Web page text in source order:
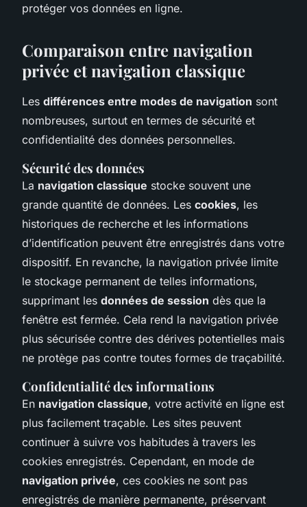
protéger vos données en ligne.
Comparaison entre navigation
privée et navigation classique
Les différences entre modes de navigation sont
nombreuses, surtout en termes de sécurité et
confidentialité des données personnelles.
Sécurité des données
La navigation classique stocke souvent une
grande quantité de données. Les cookies, les
historiques de recherche et les informations
d’identification peuvent être enregistrés dans votre
dispositif. En revanche, la navigation privée limite
le stockage permanent de telles informations,
supprimant les données de session dès que la
fenêtre est fermée. Cela rend la navigation privée
plus sécurisée contre des dérives potentielles mais
ne protège pas contre toutes formes de traçabilité.
Confidentialité des informations
En navigation classique, votre activité en ligne est
plus facilement traçable. Les sites peuvent
continuer à suivre vos habitudes à travers les
cookies enregistrés. Cependant, en mode de
navigation privée, ces cookies ne sont pas
enregistrés de manière permanente, préservant